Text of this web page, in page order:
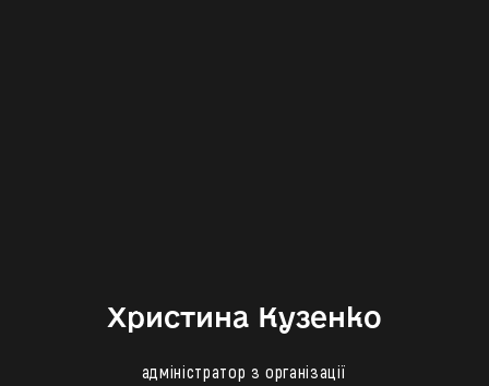
Христина Кузенко
адміністратор з організації